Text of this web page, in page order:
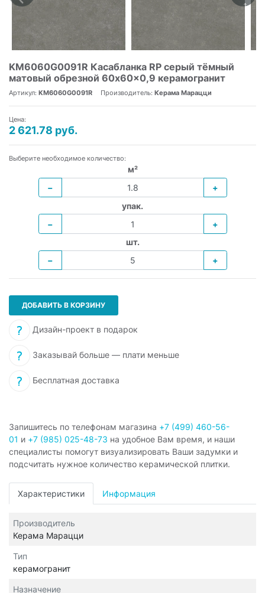
KM6060G0091R Касабланка RP серый тёмный
матовый обрезной 60x60x0,9 керамогранит
Артикул: KM6060G0091R Производитель: Керама Марацци
Цена:
2 621.78 руб.
Выберите необходимое количество:
м²
−
+
упак.
−
+
шт.
−
+
ДОБАВИТЬ В КОРЗИНУ
Дизайн-проект в подарок
Заказывай больше — плати меньше
Бесплатная доставка
Запишитесь по телефонам магазина +7 (499) 460-56-
01 и +7 (985) 025-48-73 на удобное Вам время, и наши
специалисты помогут визуализировать Ваши задумки и
подсчитать нужное количество керамической плитки.
Характеристики Информация
Производитель
Керама Марацци
Тип
керамогранит
Назначение